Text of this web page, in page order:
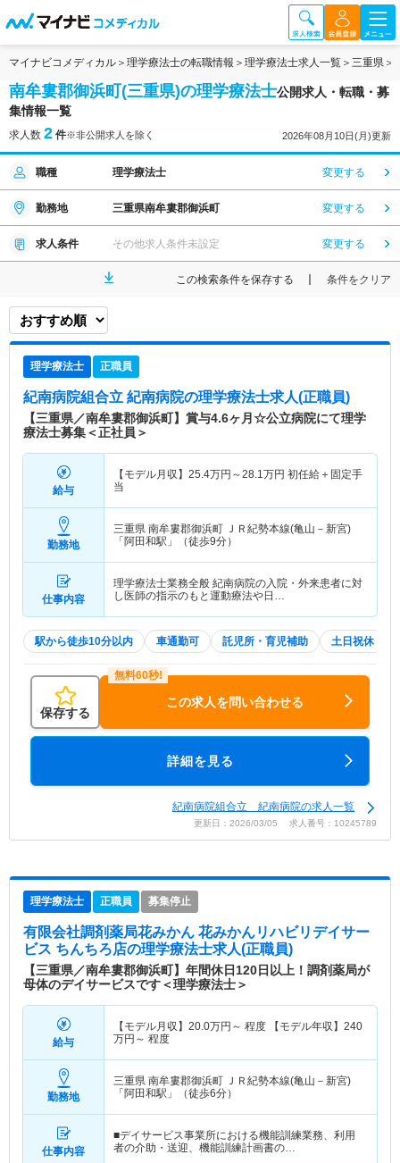
マイナビコメディカル 理学療法士の転職情報 理学療法士求人一覧 三重県
南牟婁郡御浜町(三重県)の理学療法士公開求人・転職・募
集情報一覧
求人数 2 件※非公開求人を除く 2026年08月10日(月)更新
職種 理学療法士 変更する
勤務地 三重県南牟婁郡御浜町 変更する
求人条件 その他求人条件未設定 変更する
この検索条件を保存する 条件をクリア
理学療法士 正職員
紀南病院組合立 紀南病院の理学療法士求人(正職員)
【三重県／南牟婁郡御浜町】賞与4.6ヶ月☆公立病院にて理学
療法士募集＜正社員＞
給与
【モデル月収】 25.4万円～28.1万円 初任給＋固定手
当
勤務地
三重県 南牟婁郡御浜町 ＪＲ紀勢本線(亀山－新宮)
「阿田和駅」（徒歩9分）
仕事内容
理学療法士業務全般 紀南病院の入院・外来患者に対
し医師の指示のもと運動療法や日…
駅から徒歩10分以内 車通勤可 託児所・育児補助 土日祝休
保存する
この求人を問い合わせる
詳細を見る
紀南病院組合立 紀南病院の求人一覧
更新日：2026/03/05 求人番号：10245789
理学療法士 正職員 募集停止
有限会社調剤薬局花みかん 花みかんリハビリデイサー
ビス ちんちろ店の理学療法士求人(正職員)
【三重県／南牟婁郡御浜町】年間休日120日以上！調剤薬局が
母体のデイサービスです＜理学療法士＞
給与
【モデル月収】 20.0万円～ 程度 【モデル年収】 240
万円～ 程度
勤務地
三重県 南牟婁郡御浜町 ＪＲ紀勢本線(亀山－新宮)
「阿田和駅」（徒歩6分）
仕事内容
■デイサービス事業所における機能訓練業務、利用
者の介助・送迎、機能訓練計画書の…